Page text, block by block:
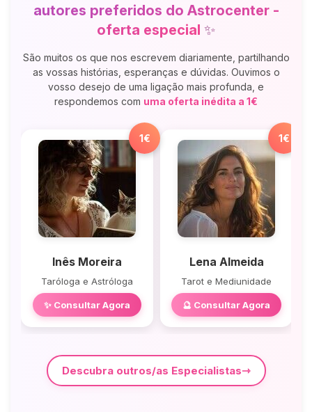
autores preferidos do Astrocenter -
oferta especial ✨
São muitos os que nos escrevem diariamente, partilhando
as vossas histórias, esperanças e dúvidas. Ouvimos o
vosso desejo de uma ligação mais profunda, e
respondemos com uma oferta inédita a 1€
1€
Inês Moreira
Taróloga e Astróloga
✨ Consultar Agora
1€
Lena Almeida
Tarot e Mediunidade
🔮 Consultar Agora
Descubra outros/as Especialistas